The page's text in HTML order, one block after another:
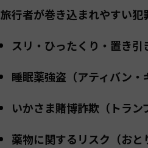
旅行者が巻き込まれやすい犯
スリ・ひったくり・置き引
睡眠薬強盗（アティバン・
いかさま賭博詐欺（トラン
薬物に関するリスク（おと